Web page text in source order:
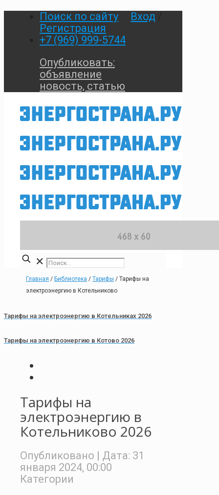
Поиск по сайту Вход
Регистрация
+7 (969) 999-5744
Опубликовать:
объявление
новость, статью
✕
Главная / Библиотека / Тарифы / Тарифы на
электроэнергию в Котельниково
Тарифы на электроэнергию в Котельниках 2026
Тарифы на электроэнергию в Котово 2026
Тарифы на
электроэнергию в
Котельниково 2026
Опубликовано | Дата: 31
января 2024, 00:00
Категории